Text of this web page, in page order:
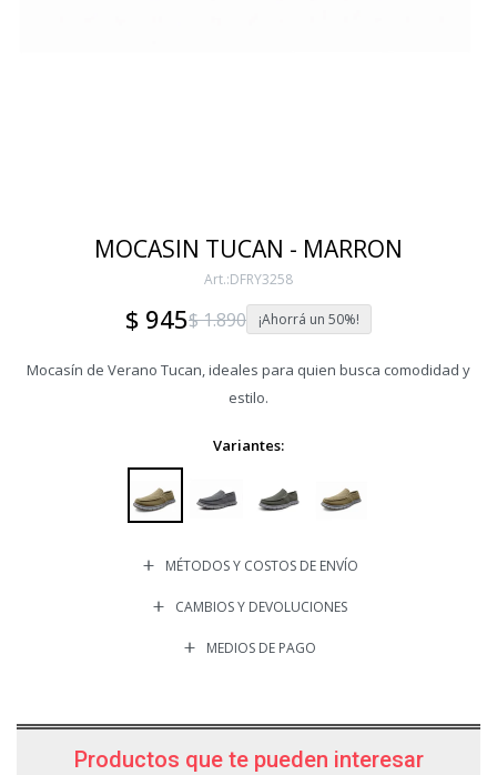
MOCASIN TUCAN - MARRON
DFRY3258
$ 945$1.890 50
Mocasín de Verano Tucan, ideales para quien busca comodidad y
estilo.
Variantes:
MÉTODOS Y COSTOS DE ENVÍO
CAMBIOS Y DEVOLUCIONES
MEDIOS DE PAGO
Productos que te pueden interesar